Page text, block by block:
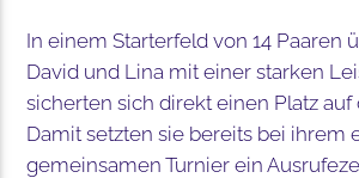
In einem Starterfeld von 14 Paaren
David und Lina mit einer starken
sicherten sich direkt einen Platz auf
Damit setzten sie bereits bei ihrem
gemeinsamen Turnier ein